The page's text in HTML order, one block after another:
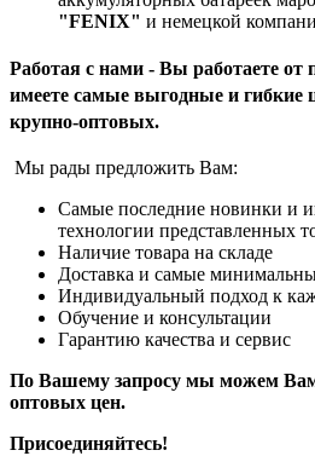
"FENIX" и немецкой
Работая с нами - Вы работаете от
имеете самые выгодные и гибкие
крупно-оптовых.
Мы рады предложить Вам:
Самые последние новинки и
технологии представленных
Наличие товара на складе
Доставка и самые
Индивидуальный подход к
Обучение и консультации
Гарантию качества и сервис
По Вашему запросу мы можем
оптовых цен.
Присоединяйтесь!